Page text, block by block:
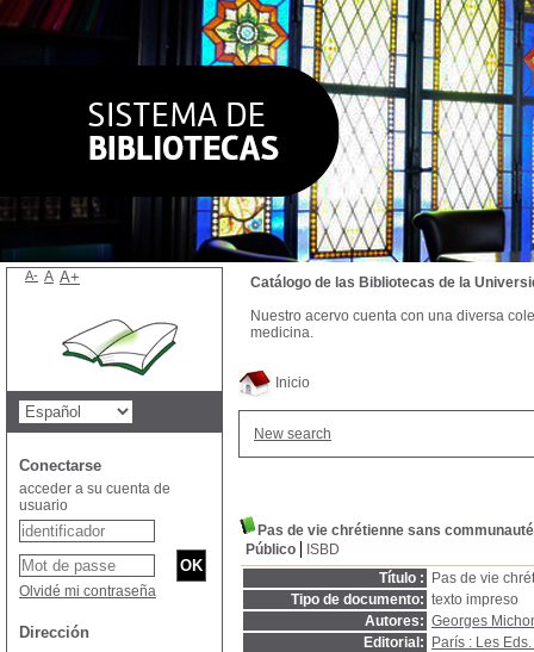
Inicio
New search
Pas de vie chrétienne sans communauté
Público
ISBD
Título :
Pas de vie
Tipo de documento: texto impreso
Autores: Georges
Editorial:
París : Les
Catálogo de las Bibliotecas de la
Nuestro acervo cuenta con una diversa
medicina.
A- A A+
Conectarse
acceder a su cuenta de
usuario
Olvidé mi contraseña
Dirección